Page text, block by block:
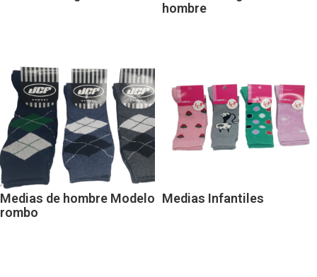
hombre
Medias de hombre Modelo
rombo
Medias Infantiles